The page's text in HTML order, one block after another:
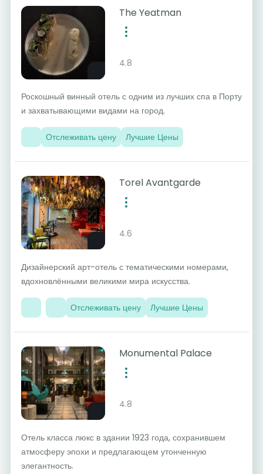
The Yeatman
4.8
Роскошный винный отель с одним из лучших спа в Порту
и захватывающими видами на город.
Отслеживать цену Лучшие Цены
Torel Avantgarde
4.6
Дизайнерский арт-отель с тематическими номерами,
вдохновлёнными великими мира искусства.
Отслеживать цену Лучшие Цены
Monumental Palace
4.8
Отель класса люкс в здании 1923 года, сохранившем
атмосферу эпохи и предлагающем утонченную
элегантность.